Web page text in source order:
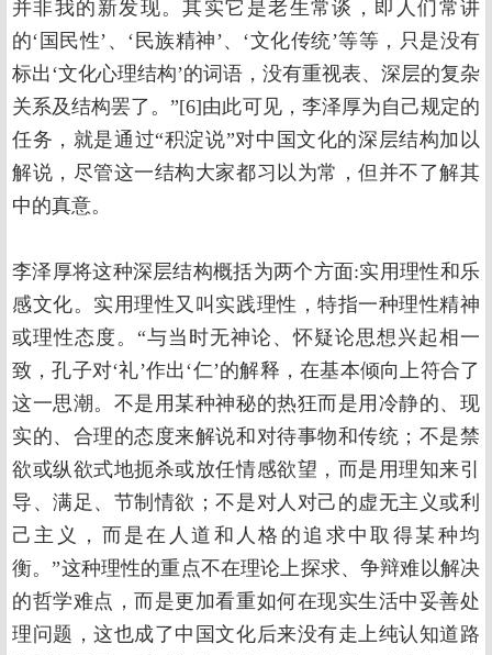
并非我的新发现。其实它是老生常谈，即人们常讲
的‘国民性’、‘民族精神’、‘文化传统’等等，只是没有
标出‘文化心理结构’的词语，没有重视表、深层的复杂
关系及结构罢了。”[6]由此可见，李泽厚为自己规定的
任务，就是通过“积淀说”对中国文化的深层结构加以
解说，尽管这一结构大家都习以为常，但并不了解其
中的真意。
李泽厚将这种深层结构概括为两个方面:实用理性和乐
感文化。实用理性又叫实践理性，特指一种理性精神
或理性态度。“与当时无神论、怀疑论思想兴起相一
致，孔子对‘礼’作出‘仁’的解释，在基本倾向上符合了
这一思潮。不是用某种神秘的热狂而是用冷静的、现
实的、合理的态度来解说和对待事物和传统；不是禁
欲或纵欲式地扼杀或放任情感欲望，而是用理知来引
导、满足、节制情欲；不是对人对己的虚无主义或利
己主义，而是在人道和人格的追求中取得某种均
衡。”这种理性的重点不在理论上探求、争辩难以解决
的哲学难点，而是更加看重如何在现实生活中妥善处
理问题，这也成了中国文化后来没有走上纯认知道路